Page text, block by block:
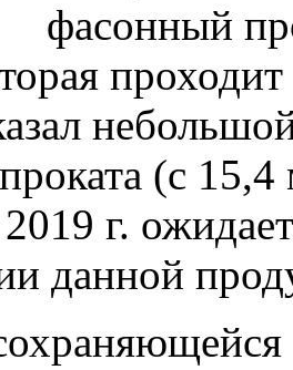
фасонный
(с
г.
данной